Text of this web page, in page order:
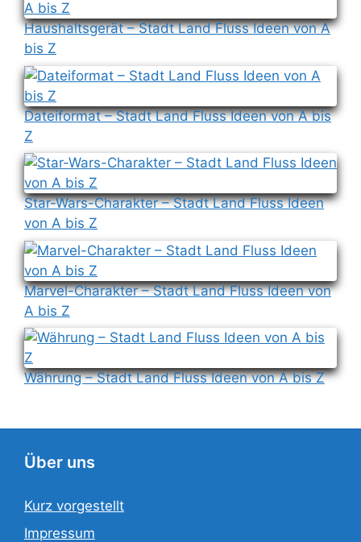
Haushaltsgerät – Stadt Land Fluss Ideen von A
bis Z
Dateiformat – Stadt Land Fluss Ideen von A bis
Z
Star-Wars-Charakter – Stadt Land Fluss Ideen
von A bis Z
Marvel-Charakter – Stadt Land Fluss Ideen von
A bis Z
Währung – Stadt Land Fluss Ideen von A bis Z
Über uns
Kurz vorgestellt
Impressum